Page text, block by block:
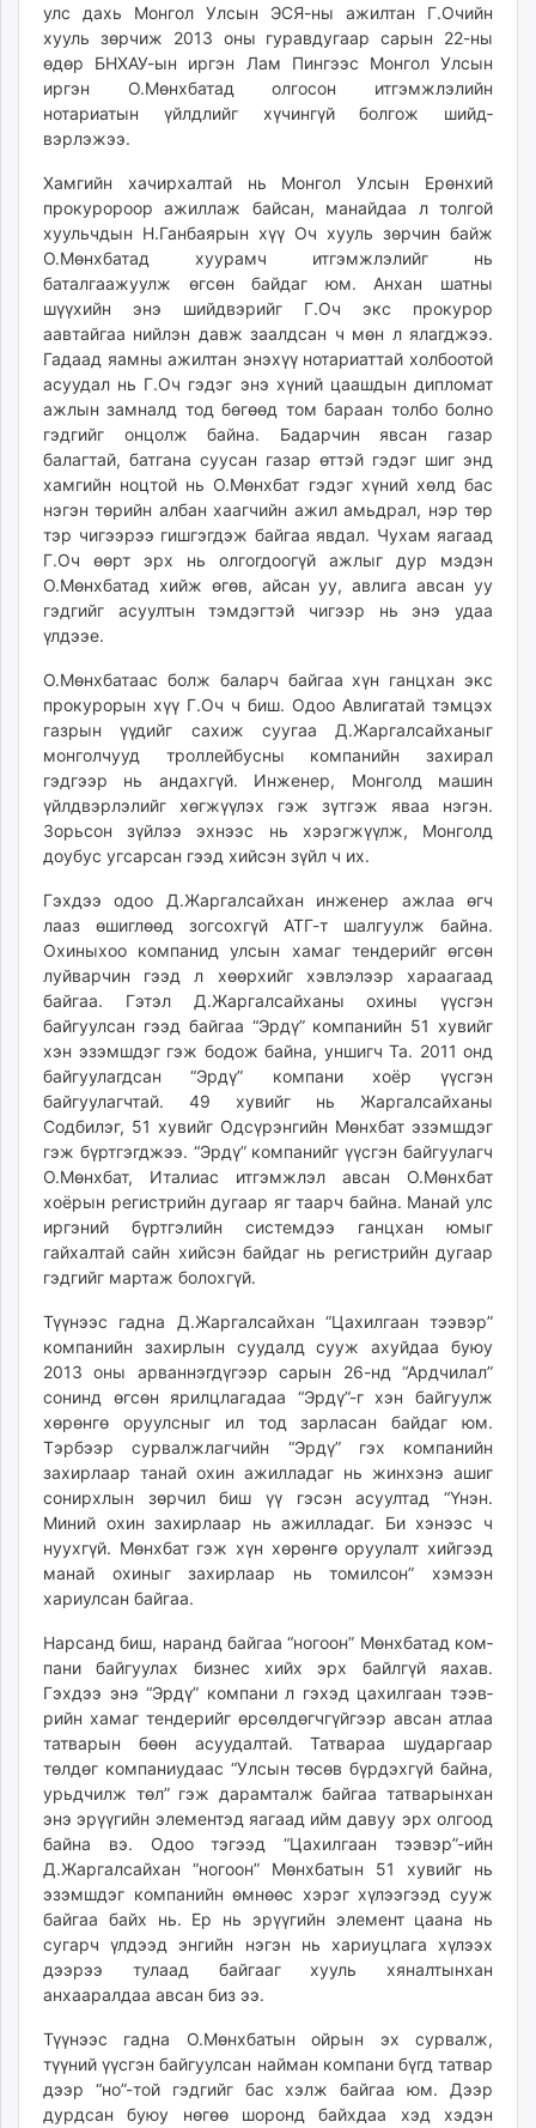
улс дахь Монгол Улсын ЭСЯ-ны ажилтан Г.Очийн
хууль зөрчиж 2013 оны гуравдугаар сарын 22-ны
өдөр БНХАУ-ын иргэн Лам Пингээс Монгол Улсын
иргэн О.Мөнхбатад олгосон итгэмжлэлийн
нотариатын үйлдлийг хүчингүй болгож шийд­
вэрлэжээ.
Хамгийн хачирхалтай нь Монгол Улсын Ерөнхий
прокуророор ажил­лаж байсан, манайдаа л толгой
хуульчдын Н.Ганбаярын хүү Оч хууль зөрчин байж
О.Мөнхбатад хуурамч итгэмжлэлийг нь
баталгаажуулж өгсөн байдаг юм. Анхан шатны
шүүхийн энэ шийдвэрийг Г.Оч экс прокурор
аавтайгаа нийлэн давж заалдсан ч мөн л ялагджээ.
Гадаад яамны ажилтан энэхүү нотариаттай холбоотой
асуудал нь Г.Оч гэдэг энэ хүний цаашдын дипломат
ажлын замналд тод бөгөөд том бараан толбо болно
гэдгийг онцолж байна. Бадарчин явсан газар
балагтай, батгана суусан газар өттэй гэдэг шиг энд
хамгийн ноцтой нь О.Мөнхбат гэдэг хүний хөлд бас
нэгэн төрийн албан хаагчийн ажил амьдрал, нэр төр
тэр чигээрээ гишгэгдэж байгаа явдал. Чухам яагаад
Г.Оч өөрт эрх нь олгогдоогүй ажлыг дур мэдэн
О.Мөнхбатад хийж өгөв, айсан уу, авлига авсан уу
гэдгийг асуултын тэмдэгтэй чигээр нь энэ удаа
үлдээе.
О.Мөнхбатаас болж баларч байгаа хүн ганцхан экс
прокурорын хүү Г.Оч ч биш. Одоо Авлигатай тэмцэх
газрын үүдийг сахиж суугаа Д.Жаргалсайханыг
монголчууд троллейбусны компанийн захирал
гэдгээр нь андахгүй. Инженер, Монголд машин
үйлдвэрлэлийг хөгжүүлэх гэж зүтгэж яваа нэгэн.
Зорьсон зүйлээ эхнээс нь хэрэгжүүлж, Монголд
доубус угсарсан гээд хийсэн зүйл ч их.
Гэхдээ одоо Д.Жаргал­сайхан инженер ажлаа өгч
лааз өшиглөөд зогсохгүй АТГ-т шалгуулж байна.
Охиныхоо компанид улсын хамаг тендерийг өгсөн
луйварчин гээд л хөөрхийг хэвлэлээр хараагаад
байгаа. Гэтэл Д.Жаргалсайханы охины үүсгэн
байгуулсан гээд байгаа “Эрдү” компанийн 51 хувийг
хэн эзэмшдэг гэж бодож байна, уншигч Та. 2011 онд
байгуулагдсан “Эрдү” компани хоёр үүсгэн
байгуулагчтай. 49 хувийг нь Жаргалсайханы
Содбилэг, 51 хувийг Одсүрэнгийн Мөнхбат эзэмшдэг
гэж бүртгэгджээ. “Эрдү” компанийг үүсгэн байгуулагч
О.Мөнхбат, Италиас итгэмжлэл авсан О.Мөнхбат
хоёрын регистрийн дугаар яг таарч байна. Манай улс
иргэний бүртгэлийн системдээ ганцхан юмыг
гайхалтай сайн хийсэн байдаг нь регистрийн дугаар
гэдгийг мартаж болохгүй.
Түүнээс гадна Д.Жаргалсайхан “Цахилгаан тээвэр”
компанийн захирлын суудалд сууж ахуйдаа буюу
2013 оны арваннэгдүгээр сарын 26-нд “Ардчилал”
сонинд өгсөн ярилцлагадаа “Эрдү”-г хэн байгуулж
хөрөнгө оруулсныг ил тод зарласан байдаг юм.
Тэрбээр сурвалжлагчийн “Эрдү” гэх компанийн
захирлаар танай охин ажилладаг нь жинхэнэ ашиг
сонирхлын зөрчил биш үү гэсэн асуултад “Үнэн.
Миний охин захирлаар нь ажил­ладаг. Би хэнээс ч
нуух­гүй. Мөнх­бат гэж хүн хө­­рөнгө о­руу­лалт хий­гээд
манай охи­ныг за­хир­лаар нь то­мил­сон” хэ­мээн
хариул­сан байгаа.
Нар­санд биш, наранд бай­гаа “ногоон” Мөнх­батад ком­
пани байгуулах бизнес хийх эрх байлгүй яахав.
Гэхдээ энэ “Эрдү” компани л гэхэд цахилгаан тээв­
рийн хамаг тендерийг өр­сөл­дөгчгүйгээр авсан атлаа
татварын бөөн асуудалтай. Татвараа шударгаар
төлдөг компаниудаас “Улсын төсөв бүрдэхгүй байна,
урьдчилж төл” гэж дарамталж байгаа татварынхан
энэ эрүүгийн элементэд яагаад ийм давуу эрх олгоод
байна вэ. Одоо тэгээд “Цахилгаан тээвэр”-ийн
Д.Жаргал­сайхан “ногоон” Мөнхбатын 51 хувийг нь
эзэмшдэг компанийн өм­нөөс хэрэг хүлээгээд сууж
байгаа байх нь. Ер нь эрүүгийн элемент цаана нь
сугарч үлдээд энгийн нэгэн нь хариуцлага хүлээх
дээрээ тулаад байгааг хууль хяналтынхан
анхааралдаа авсан биз ээ.
Түүнээс гадна О.Мөнхбатын ойрын эх сурвалж,
түүний үүсгэн байгуулсан найман компани бүгд татвар
дээр “но”-той гэдгийг бас хэлж байгаа юм. Дээр
дурдсан буюу нөгөө шоронд байхдаа хэд хэдэн